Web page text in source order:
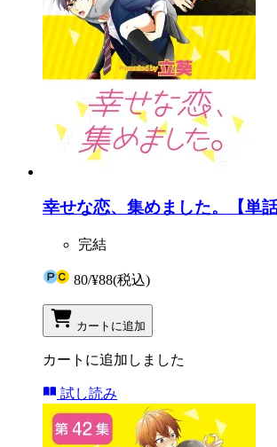
幸せな恋、集めました。【単
完結
80/¥88(税込)
カートに追加
カートに追加しました
試し読み